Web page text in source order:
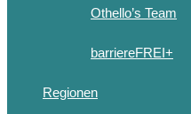
Othello’s Team
barriereFREI+
Regionen